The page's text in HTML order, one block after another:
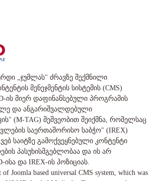
„ჯუმლას" ძრავზე შექმნილი
მენეჯმენტის სისტემის (CMS)
ის მიერ დაფინანსებული პროგრამის
და ანგარიშვალდებული
(M-TAG) მეშვეობით შეიქმნა, რომელსაც
საერთაშორისო საბჭო" (IREX)
საიტზე გამოქვეყნებული კონტენტი
პასუხისმგებლობაა და ის არ
ისა და IREX-ის პოზიციას.
of Joomla based universal CMS system, which was